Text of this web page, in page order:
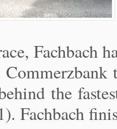
Fachbach
the
Fachbach